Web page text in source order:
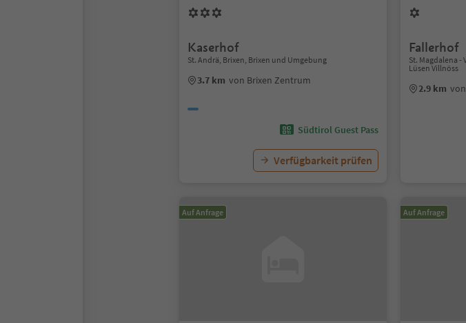
Kaserhof
St. Andrä, Brixen, Brixen und Umgebung
3.7 km von Brixen Zentrum
Südtirol Guest Pass
Verfügbarkeit prüfen
Fallerhof
St. Magdalena
Lüsen Villnöss
2.9 km
Auf Anfrage Auf Anfrage